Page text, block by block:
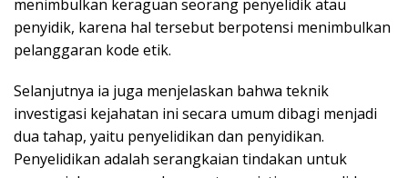
menimbulkan keraguan seorang penyelidik atau
penyidik, karena hal tersebut berpotensi menimbulkan
pelanggaran kode etik.
Selanjutnya ia juga menjelaskan bahwa teknik
investigasi kejahatan ini secara umum dibagi menjadi
dua tahap, yaitu penyelidikan dan penyidikan.
Penyelidikan adalah serangkaian tindakan untuk